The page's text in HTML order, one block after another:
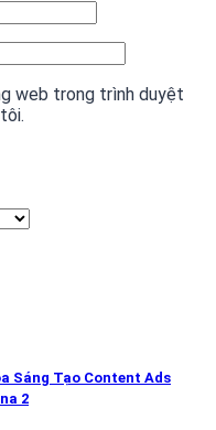
web trong trình duyệt
Sáng Tạo Content Ads
2